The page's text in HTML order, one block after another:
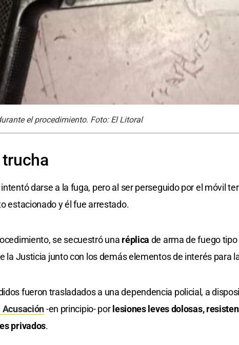
el procedimiento. Foto: El Litoral
darse a la fuga, pero al ser perseguido por el móvil
estacionado y él fue arrestado.
se secuestró una réplica de arma de fuego
la Justicia junto con los demás elementos de interés para
fueron trasladados a una dependencia policial, a
Acusación-en principio- por lesiones leves dolosas,
privados.